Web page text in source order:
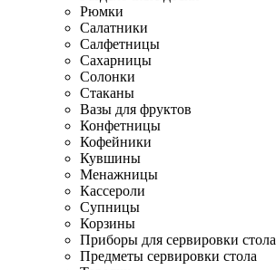
Рюмки
Салатники
Салфетницы
Сахарницы
Солонки
Стаканы
Вазы для фруктов
Конфетницы
Кофейники
Кувшины
Менажницы
Кассероли
Супницы
Корзины
Приборы для сервировки стола
Предметы сервировки стола